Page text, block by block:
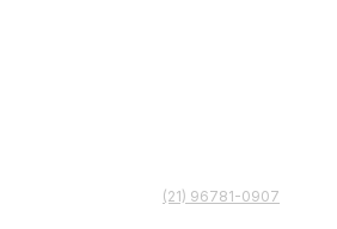
(21) 96781-0907